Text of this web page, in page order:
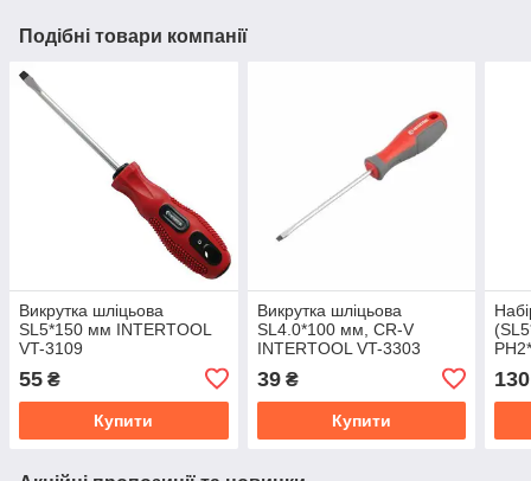
Подібні товари компанії
Викрутка шліцьова
SL5*150 мм INTERTOOL
VT-3109
55 ₴
Купити
Викрутка шліцьова
SL4.0*100 мм, CR-V
INTERTOOL VT-3303
39₴
Купити
130